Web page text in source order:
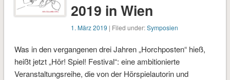
2019 in Wien
1. März 2019 | Filed under:Symposien
Was in den vergangenen drei Jahren „Horchposten“ hieß,
heißt jetzt „Hör! Spiel! Festival“: eine ambitionierte
Veranstaltungsreihe, die von der Hörspielautorin und